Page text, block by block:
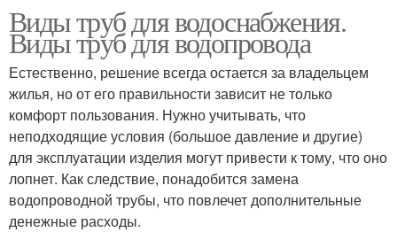
Виды труб для водоснабжения.
Виды труб для водопровода
Естественно, решение всегда остается за владельцем
жилья, но от его правильности зависит не только
комфорт пользования. Нужно учитывать, что
неподходящие условия (большое давление и другие)
для эксплуатации изделия могут привести к тому, что оно
лопнет. Как следствие, понадобится замена
водопроводной трубы, что повлечет дополнительные
денежные расходы.